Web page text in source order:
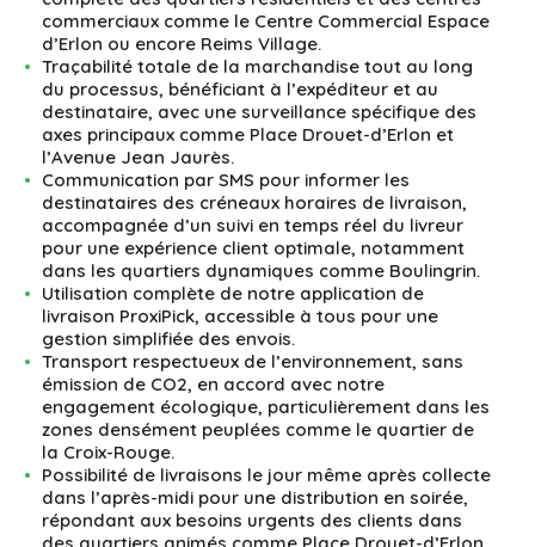
commerciaux comme le Centre Commercial Espace
d’Erlon ou encore Reims Village.
Traçabilité totale de la marchandise tout au long
du processus, bénéficiant à l’expéditeur et au
destinataire, avec une surveillance spécifique des
axes principaux comme Place Drouet-d’Erlon et
l’Avenue Jean Jaurès.
Communication par SMS pour informer les
destinataires des créneaux horaires de livraison,
accompagnée d’un suivi en temps réel du livreur
pour une expérience client optimale, notamment
dans les quartiers dynamiques comme Boulingrin.
Utilisation complète de notre application de
livraison ProxiPick, accessible à tous pour une
gestion simplifiée des envois.
Transport respectueux de l’environnement, sans
émission de CO2, en accord avec notre
engagement écologique, particulièrement dans les
zones densément peuplées comme le quartier de
la Croix-Rouge.
Possibilité de livraisons le jour même après collecte
dans l’après-midi pour une distribution en soirée,
répondant aux besoins urgents des clients dans